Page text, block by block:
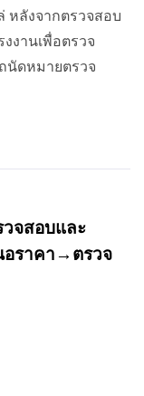
หลังจากตรวจสอบ
งานเพื่อตรวจ
นัดหมายตรวจ
จสอบและ
ราคา→ตรวจ